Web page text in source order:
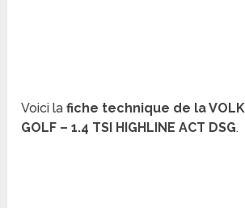
Voici la fiche technique de la
GOLF – 1.4 TSI HIGHLINE ACT DSG.